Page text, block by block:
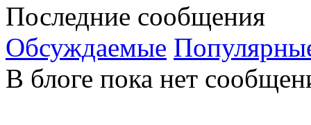
Последние сообщения
Обсуждаемые
В блоге пока нет